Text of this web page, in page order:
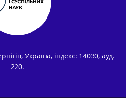
Україна, індекс: 14030, ауд.
220.